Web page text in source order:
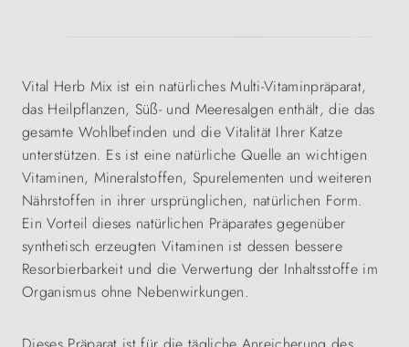
Vital Herb Mix ist ein natürliches Multi-Vitaminpräparat,
das Heilpflanzen, Süß- und Meeresalgen enthält, die das
gesamte Wohlbefinden und die Vitalität Ihrer Katze
unterstützen. Es ist eine natürliche Quelle an wichtigen
Vitaminen, Mineralstoffen, Spurelementen und weiteren
Nährstoffen in ihrer ursprünglichen, natürlichen Form.
Ein Vorteil dieses natürlichen Präparates gegenüber
synthetisch erzeugten Vitaminen ist dessen bessere
Resorbierbarkeit und die Verwertung der Inhaltsstoffe im
Organismus ohne Nebenwirkungen.